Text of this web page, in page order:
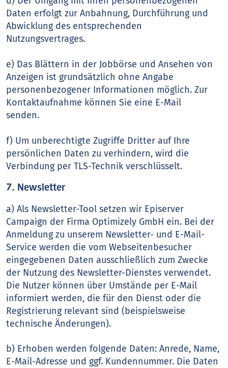
Daten erfolgt zur Anbahnung, Durchführung und
Abwicklung des entsprechenden
Nutzungsvertrages.
e) Das Blättern in der Jobbörse und Ansehen von
Anzeigen ist grundsätzlich ohne Angabe
personenbezogener Informationen möglich. Zur
Kontaktaufnahme können Sie eine E-Mail
senden.
f) Um unberechtigte Zugriffe Dritter auf Ihre
persönlichen Daten zu verhindern, wird die
Verbindung per TLS-Technik verschlüsselt.
7. Newsletter
a) Als Newsletter-Tool setzen wir Episerver
Campaign der Firma Optimizely GmbH ein. Bei der
Anmeldung zu unserem Newsletter- und E-Mail-
Service werden die vom Webseitenbesucher
eingegebenen Daten ausschließlich zum Zwecke
der Nutzung des Newsletter-Dienstes verwendet.
Die Nutzer können über Umstände per E-Mail
informiert werden, die für den Dienst oder die
Registrierung relevant sind (beispielsweise
technische Änderungen).
b) Erhoben werden folgende Daten: Anrede, Name,
E-Mail-Adresse und ggf. Kundennummer. Die Daten